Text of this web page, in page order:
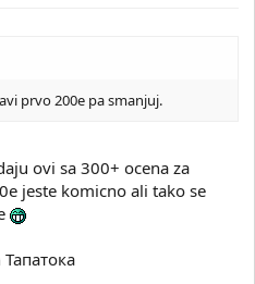
prvo 200e pa smanjuj.
ovi sa 300+ ocena za
jeste komicno ali tako se